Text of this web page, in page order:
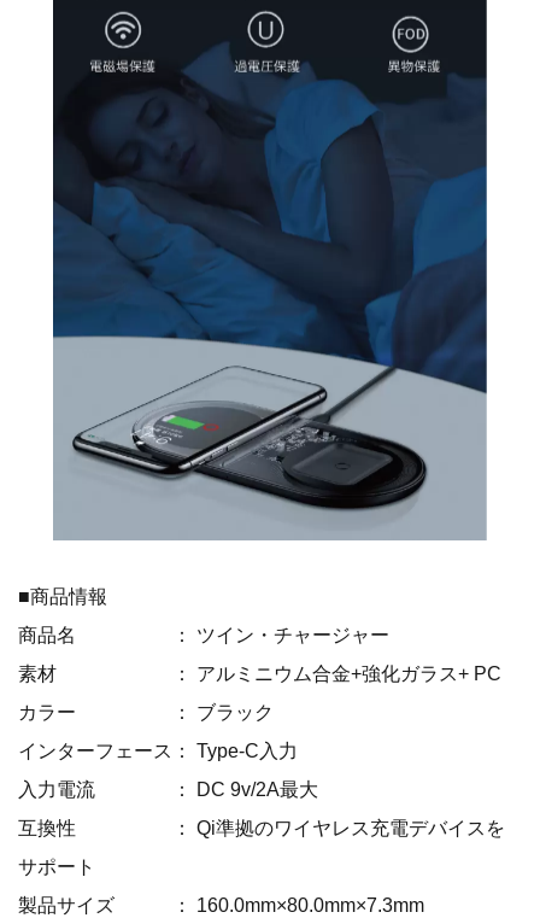
■商品情報
商品名 ： ツイン・チャージャー
素材 ： アルミニウム合金+強化ガラス+ PC
カラー ： ブラック
インターフェース： Type-C入力
入力電流 ： DC 9v/2A最大
互換性 ： Qi準拠のワイヤレス充電デバイスを
サポート
製品サイズ ： 160.0mm×80.0mm×7.3mm